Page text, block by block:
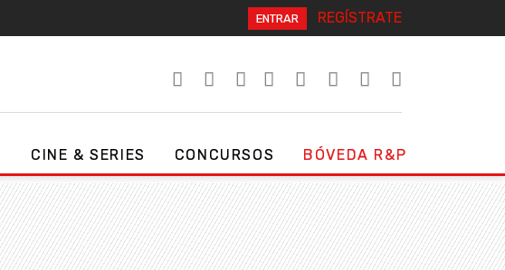
ENTRAR REGÍSTRATE
CINE & SERIES CONCURSOS BÓVEDA R&P